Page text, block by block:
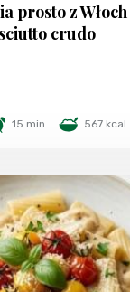
prosto z
crudo
15 min. 567 kcal